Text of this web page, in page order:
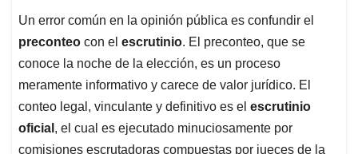
Un error común en la opinión pública es confundir el
preconteo con el escrutinio. El preconteo, que se
conoce la noche de la elección, es un proceso
meramente informativo y carece de valor jurídico. El
conteo legal, vinculante y definitivo es el escrutinio
oficial , el cual es ejecutado minuciosamente por
comisiones escrutadoras compuestas por jueces de la